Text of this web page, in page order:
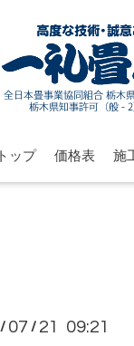
トップ 価格表 施
/ 07 / 21 09:21